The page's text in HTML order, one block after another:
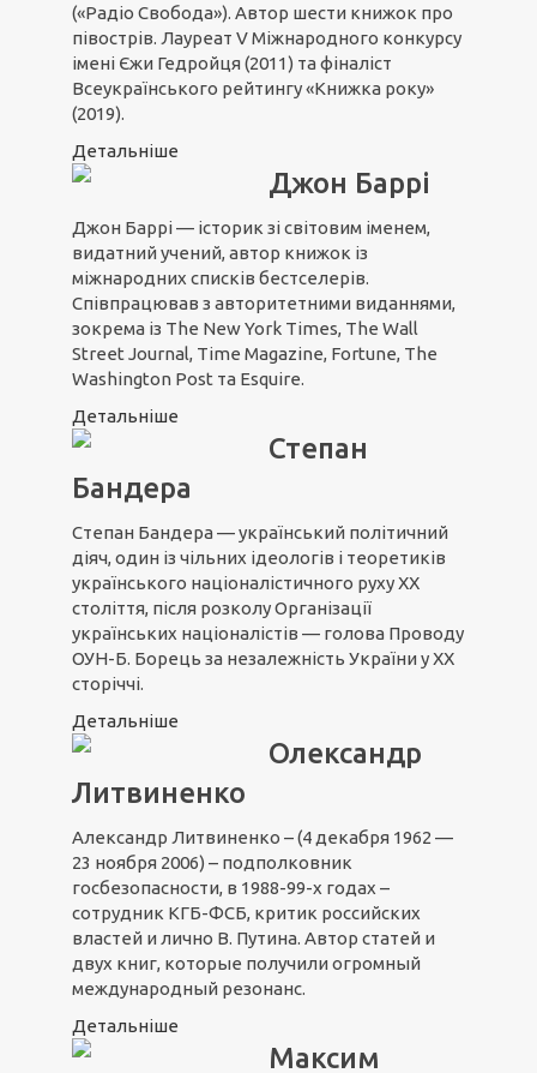
(«Радіо Свобода»). Автор шести книжок про
півострів. Лауреат V Міжнародного конкурсу
імені Єжи Гедройця (2011) та фіналіст
Всеукраїнського рейтингу «Книжка року»
(2019).
Детальніше
Джон Баррі
Джон Баррі — історик зі світовим іменем,
видатний учений, автор книжок із
міжнародних списків бестселерів.
Співпрацював з авторитетними виданнями,
зокрема із The New York Times, The Wall
Street Journal, Time Magazine, Fortune, The
Washington Post та Esquire.
Детальніше
Степан
Бандера
Степан Бандера — український політичний
діяч, один із чільних ідеологів і теоретиків
українського націоналістичного руху XX
століття, після розколу Організації
українських націоналістів — голова Проводу
ОУН-Б. Борець за незалежність України у ХХ
сторіччі.
Детальніше
Олександр
Литвиненко
Александр Литвиненко – (4 декабря 1962 —
23 ноября 2006) – подполковник
госбезопасности, в 1988-99-х годах –
сотрудник КГБ-ФСБ, критик российских
властей и лично В. Путина. Автор статей и
двух книг, которые получили огромный
международный резонанс.
Детальніше
Максим